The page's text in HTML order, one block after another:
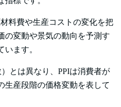
料費や生産コストの変化を把
の変動や景気の動向を予測す
います。
とは異なり、PPIは消費者が
生産段階の価格変動を表して